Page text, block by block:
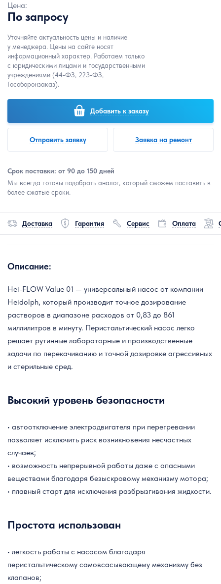
Цена:
По запросу
Уточняйте актуальность цены и наличие
у менеджера. Цены на сайте носят
информационный характер. Работаем только
с юридическими лицами и государственными
учреждениями (44-ФЗ, 223-ФЗ,
Гособоронзаказ).
Добавить к заказу
Отправить заявку Заявка на ремонт
Срок поставки: от 90 до 150 дней
Мы всегда готовы подобрать аналог, который сможем поставить в
более сжатые сроки.
Доставка Гарантия Сервис Оплата
Описание:
Hei-FLOW Value 01 — универсальный насос от компании
Heidolph, который производит точное дозирование
растворов в диапазоне расходов от 0,83 до 861
миллилитров в минуту. Перистальтический насос легко
решает рутинные лабораторные и производственные
задачи по перекачиванию и точной дозировке агрессивных
и стерильные сред.
Высокий уровень безопасности
• автоотключение электродвигателя при перегревании
позволяет исключить риск возникновения несчастных
случаев;
• возможность непрерывной работы даже с опасными
веществами благодаря безыскровому механизму мотора;
• плавный старт для исключения разбрызгивания жидкости.
Простота использован
• легкость работы с насосом благодаря
перистальтическому самовсасывающему механизму без
клапанов;